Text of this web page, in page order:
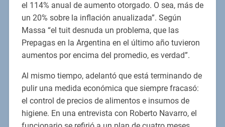
el 114% anual de aumento otorgado. O sea, más de
un 20% sobre la inflación anualizada”. Según
Massa “el tuit desnuda un problema, que las
Prepagas en la Argentina en el último año tuvieron
aumentos por encima del promedio, es verdad”.
Al mismo tiempo, adelantó que está terminando de
pulir una medida económica que siempre fracasó:
el control de precios de alimentos e insumos de
higiene. En una entrevista con Roberto Navarro, el